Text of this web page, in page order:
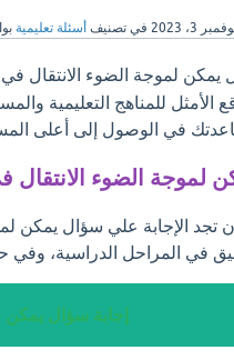
3، 2023 في تصنيف أسئلة تعليمية
يمكن لموجة الضوء الانتقال في
الأمثل للمناهج التعليمية
في الوصول إلى أعلى
لموجة الضوء الانتقال
تجد الإجابة علي سؤال يمكن
في المراحل الدراسية،
إجابة سؤال يمكن